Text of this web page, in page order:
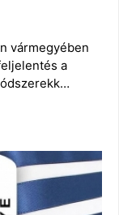
vármegyében
a